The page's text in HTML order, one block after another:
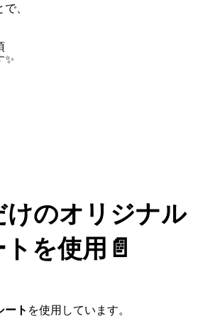
、
✨
けのオリジナル
を使用📄
ート を使用しています。